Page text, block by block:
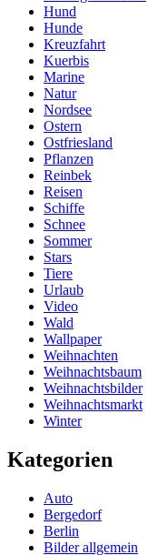
Hund
Hunde
Kreuzfahrt
Kuerbis
Marine
Natur
Nordsee
Ostern
Ostfriesland
Pflanzen
Reinbek
Reisen
Schiffe
Schnee
Sommer
Stars
Tiere
Urlaub
Video
Wald
Wallpaper
Weihnachten
Weihnachtsbaum
Weihnachtsbilder
Weihnachtsmarkt
Winter
Kategorien
Auto
Bergedorf
Berlin
Bilder allgemein